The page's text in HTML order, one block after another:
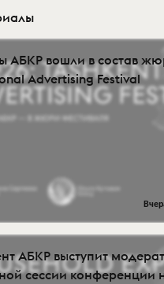
АБКР вошли в состав
Advertising Festival
АБКР выступит
сессии конференции